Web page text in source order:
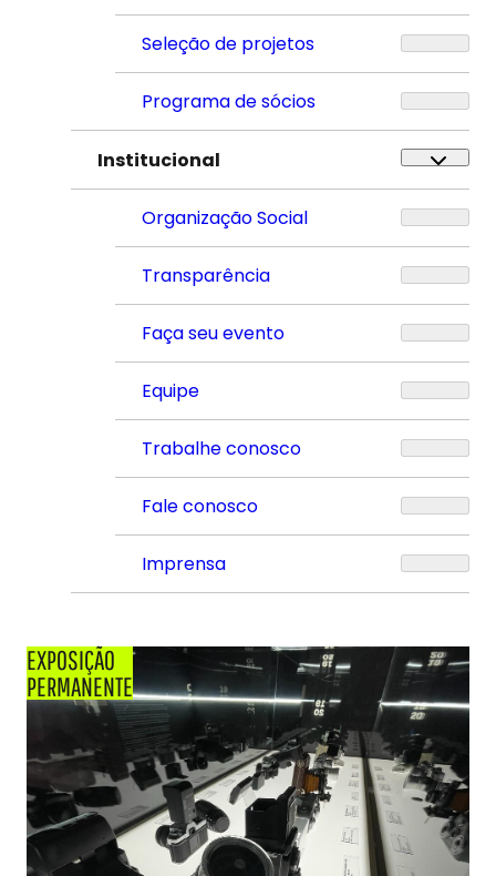
Seleção de projetos
Programa de sócios
Institucional
Organização Social
Transparência
Faça seu evento
Equipe
Trabalhe conosco
Fale conosco
Imprensa
EXPOSIÇÃO
PERMANENTE